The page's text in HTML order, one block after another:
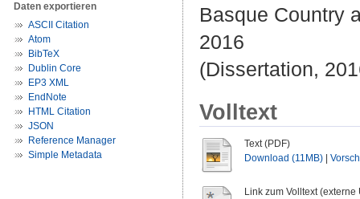
Daten exportieren
ASCII Citation
Atom
BibTeX
Dublin Core
EP3 XML
EndNote
HTML Citation
JSON
Reference Manager
Simple Metadata
Basque Country
2016
(Dissertation,
Volltext
Text (PDF)
Download (11MB)
Link zum Volltext (externe